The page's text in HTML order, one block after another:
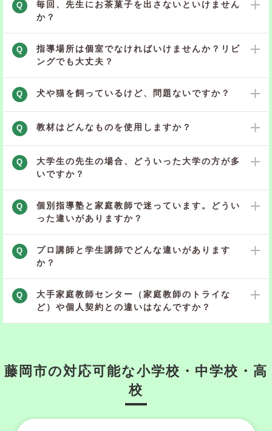
Q
毎回、先生にお茶菓子を出さないといけません
か？
Q
指導場所は個室でなければいけませんか？リビ
ングでも大丈夫？
Q 犬や猫を飼っているけど、問題ないですか？
Q 教材はどんなものを使用しますか？
Q
大学生の先生の場合、どういった大学の方が多
いですか？
Q
個別指導塾と家庭教師で迷っています。どうい
った違いがありますか？
Q
プロ講師と学生講師でどんな違いがあります
か？
Q
大手家庭教師センター（家庭教師のトライな
ど）や個人契約との違いはなんですか？
藤岡市の対応可能な小学校・中学校・高
校